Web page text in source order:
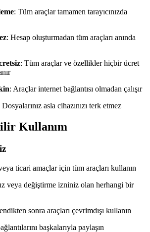
: Tüm araçlar tamamen tarayıcınızda
: Hesap oluşturmadan tüm araçları anında
: Tüm araçlar ve özellikler hiçbir ücret
: Araçlar internet bağlantısı olmadan çalışır
Dosyalarınız asla cihazınızı terk etmez
Kullanım
ticari amaçlar için tüm araçları kullanın
veya değiştirme izniniz olan herhangi bir
sonra araçları çevrimdışı kullanın
başkalarıyla paylaşın